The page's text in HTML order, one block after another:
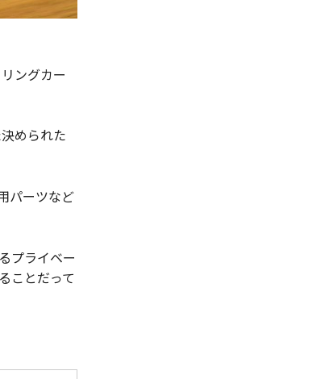
ングカー
められた
パーツなど
プライベー
ことだって